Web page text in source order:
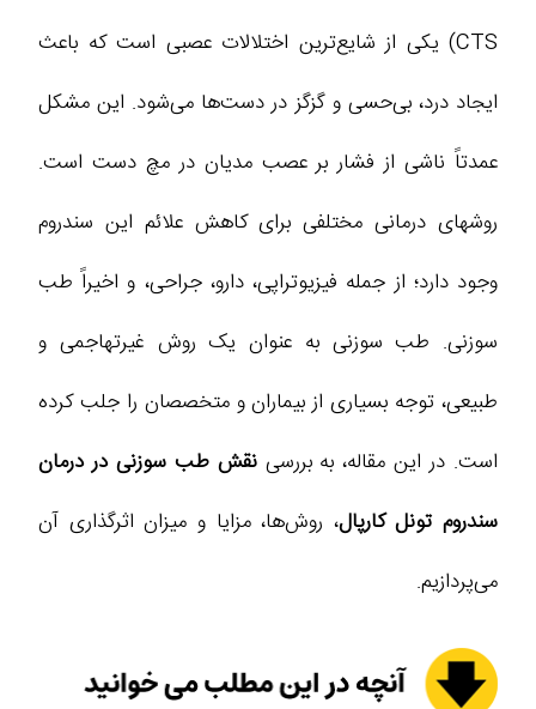
CTS) یکی از شایع‌ترین اختلالات عصبی است که باعث
ایجاد درد، بی‌حسی و گزگز در دست‌ها می‌شود. این مشکل
عمدتاً ناشی از فشار بر عصب مدیان در مچ دست است.
روشهای درمانی مختلفی برای کاهش علائم این سندروم
وجود دارد؛ از جمله فیزیوتراپی، دارو، جراحی، و اخیراً طب
سوزنی. طب سوزنی به عنوان یک روش غیرتهاجمی و
طبیعی، توجه بسیاری از بیماران و متخصصان را جلب کرده
است. در این مقاله، به بررسینقش طب سوزنی در درمان
سندروم تونل کارپال، روش‌ها، مزایا و میزان اثرگذاری آن
می‌پردازیم.